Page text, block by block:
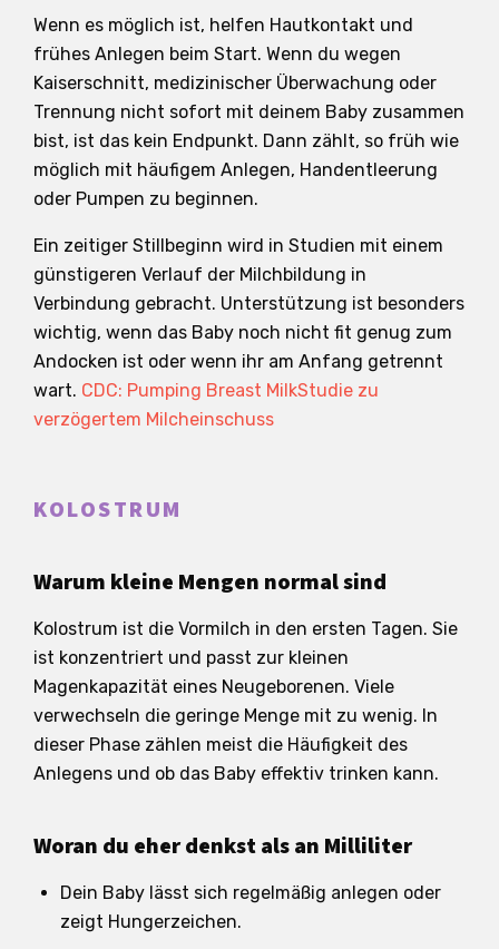
Wenn es möglich ist, helfen Hautkontakt und
frühes Anlegen beim Start. Wenn du wegen
Kaiserschnitt, medizinischer Überwachung oder
Trennung nicht sofort mit deinem Baby zusammen
bist, ist das kein Endpunkt. Dann zählt, so früh wie
möglich mit häufigem Anlegen, Handentleerung
oder Pumpen zu beginnen.
Ein zeitiger Stillbeginn wird in Studien mit einem
günstigeren Verlauf der Milchbildung in
Verbindung gebracht. Unterstützung ist besonders
wichtig, wenn das Baby noch nicht fit genug zum
Andocken ist oder wenn ihr am Anfang getrennt
wart. CDC: Pumping Breast MilkStudie zu
verzögertem Milcheinschuss
KOLOSTRUM
Warum kleine Mengen normal sind
Kolostrum ist die Vormilch in den ersten Tagen. Sie
ist konzentriert und passt zur kleinen
Magenkapazität eines Neugeborenen. Viele
verwechseln die geringe Menge mit zu wenig. In
dieser Phase zählen meist die Häufigkeit des
Anlegens und ob das Baby effektiv trinken kann.
Woran du eher denkst als an Milliliter
Dein Baby lässt sich regelmäßig anlegen oder
zeigt Hungerzeichen.